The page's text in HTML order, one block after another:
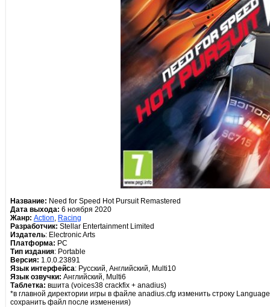
Название: Need for Speed Hot Pursuit Remastered
Дата выхода: 6 ноября 2020
Жанр: Action, Racing
Разработчик: Stellar Entertainment Limited
Издатель: Electronic Arts
Платформа: PC
Тип издания: Portable
Версия: 1.0.0.23891
Язык интерфейса: Русский, Английский, Multi10
Язык озвучки: Английский, Multi6
Таблетка: вшита (voices38 crackfix + anadius)
*в главной директории игры в файле anadius.cfg изменить строку
сохранить файл после изменения)